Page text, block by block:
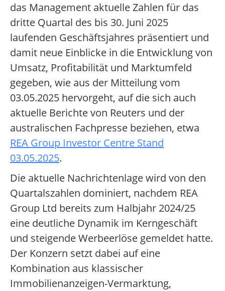
das Management aktuelle Zahlen für das
dritte Quartal des bis 30. Juni 2025
laufenden Geschäftsjahres präsentiert und
damit neue Einblicke in die Entwicklung von
Umsatz, Profitabilität und Marktumfeld
gegeben, wie aus der Mitteilung vom
03.05.2025 hervorgeht, auf die sich auch
aktuelle Berichte von Reuters und der
australischen Fachpresse beziehen, etwa
REA Group Investor Centre Stand
03.05.2025.
Die aktuelle Nachrichtenlage wird von den
Quartalszahlen dominiert, nachdem REA
Group Ltd bereits zum Halbjahr 2024/25
eine deutliche Dynamik im Kerngeschäft
und steigende Werbeerlöse gemeldet hatte.
Der Konzern setzt dabei auf eine
Kombination aus klassischer
Immobilienanzeigen-Vermarktung,